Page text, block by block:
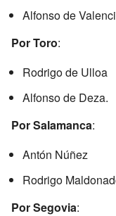
Alfonso de
Por Toro:
Rodrigo de Ulloa
Alfonso de Deza.
Por Salamanca:
Antón Núñez
Rodrigo
Por Segovia: